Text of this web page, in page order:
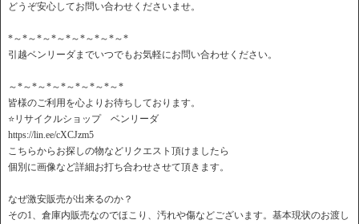
どうぞ安心してお問い合わせくださいませ。
*～*～*～*～*～*～*～*～*
引越ベンリーダまでいつでもお気軽にお問い合わせください。
～*～*～*～*～*～*～*～*
皆様のご利用を心よりお待ちしております。
⭐️リサイクルショップ ベンリーダ
https://lin.ee/cXCJzm5
こちらからお探しの物などリクエスト頂けましたら
個別に画像など詳細お打ち合わせさせて頂きます。
なぜ激安販売が出来るのか？
その1、倉庫内販売なのでほこり、汚れや傷などございます。基本現状のお渡し